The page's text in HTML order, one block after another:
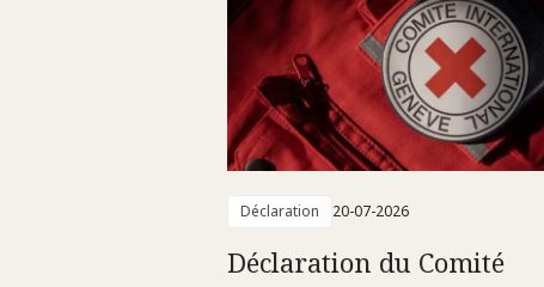
Déclaration 20-07-2026
Déclaration du Comité